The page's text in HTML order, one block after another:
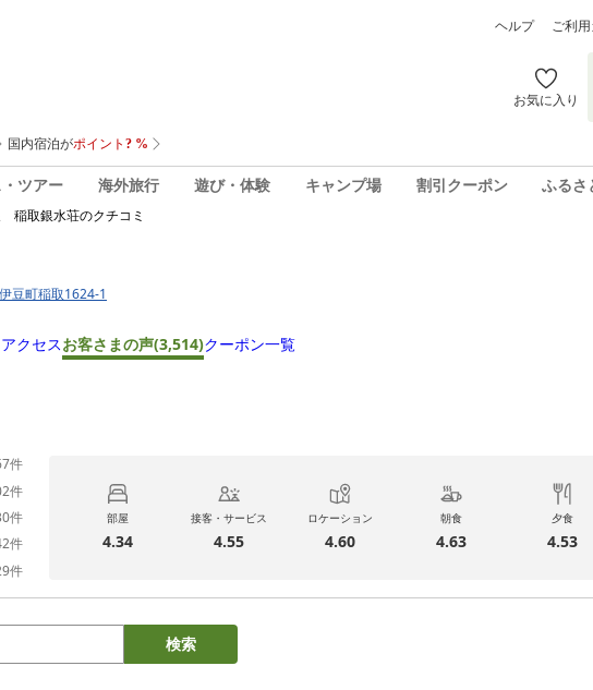
ヘルプ ご利
お気に入り
ツアー 海外旅行 遊び・体験 キャンプ場 割引クーポン ふるさ
稲取銀水荘のクチコミ
豆町稲取1624-1
クセスお客さまの声(3,514)クーポン一覧
件
件
件
件
件
部屋
4.34
接客・サービス
4.55
ロケーション
4.60
朝食
4.63
夕食
4.53
検索